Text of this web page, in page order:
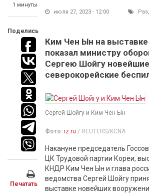
1 минуты
Поделись
Печатать
июля 27, 2023 - 12:00
Ким Чен Ын на
показал министру
Сергею Шойгу новейшие
северокорейские
Сергей Шойгу и Ким Чен Ын
Фото: iz.ru / REUTERS/KCNA
Накануне председатель
ЦК Трудовой партии Кореи,
КНДР Ким Чен Ын и глава
ведомства Сергей Шойгу
выставке новейших